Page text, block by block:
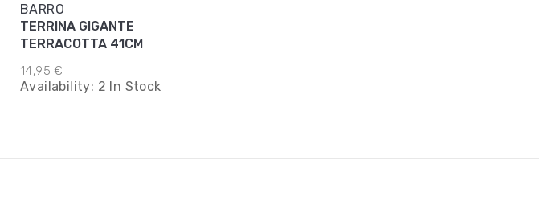
BARRO
TERRINA GIGANTE
TERRACOTTA 41CM
14,95 €
Availability: 2 In Stock